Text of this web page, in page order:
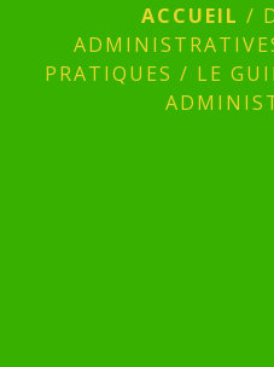
ACCUEIL /
PRATIQUES / LE